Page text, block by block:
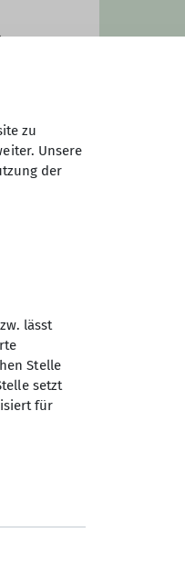
des
e.V.
zu
Unsere
der
lässt
Stelle
setzt
für